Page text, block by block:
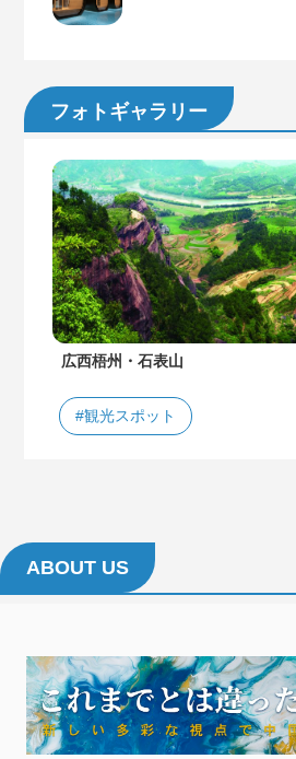
フォトギャラリー
広西梧州・石表山
#観光スポット
ABOUT US